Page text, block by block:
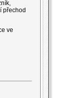
přechod
ve